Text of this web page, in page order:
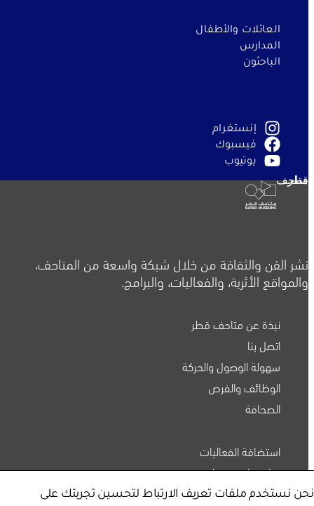
العائلات والأطفال
المدارس
الباحثون
إنستغرام
فيسبوك
يوتيوب
متاحف قطر
نشر الفن والثقافة من خلال شبكة واسعة من المتاحف،
والمواقع الأثرية، والفعاليات، والبرامج.
نبذة عن متاحف قطر
اتصل بنا
سهولة الوصول والحركة
الوظائف والفرص
الصحافة
استضافة الفعاليات
رعاة متاحف قطر
المتجر الإلكتروني
متاحف قطر على الخريطة
استكشف متاحفنا، ومعارضنا، ومساحاتنا الإبداعية، المنتشرة
نحن نستخدم ملفات تعريف الارتباط لتحسين تجربتك على